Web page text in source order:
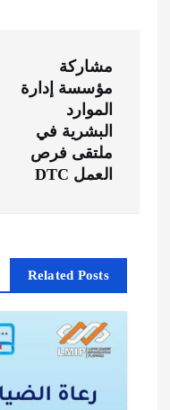
ص
م
مشاركة
مؤسسة إدارة
الموارد
البشرية في
ملتقى فرص
العمل DTC
Related Posts